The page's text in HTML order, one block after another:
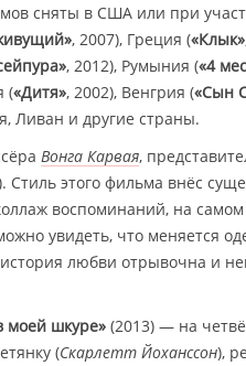
сняты в США или при
, 2007), Греция («Клык»
, 2012), Румыния («4
(«Дитя», 2002), Венгрия («Сын
Ливан и другие страны.
Вонга Карвая,
Стиль этого фильма внёс
воспоминаний, на
увидеть, что меняется
любви отрывочна и
моей шкуре» (2013) — на
(Скарлетт Йоханссон),